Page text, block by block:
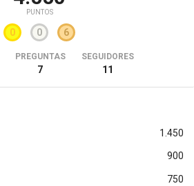
PUNTOS
0 0 6
PREGUNTAS
7
SEGUIDORES
11
1.450
900
750